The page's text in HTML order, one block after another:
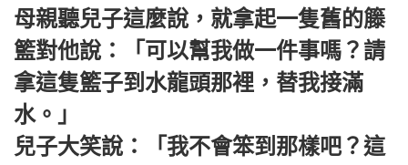
母親聽兒子這麼說，就拿起一隻舊的籐
籃對他說：「可以幫我做一件事嗎？請
拿這隻籃子到水龍頭那裡，替我接滿
水。」
兒子大笑說：「我不會笨到那樣吧？這